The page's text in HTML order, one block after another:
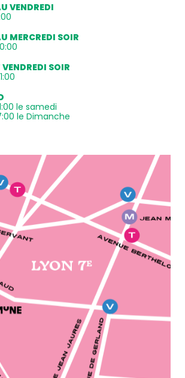
VENDREDI
MERCREDI SOIR
VENDREDI SOIR
le samedi
le Dimanche